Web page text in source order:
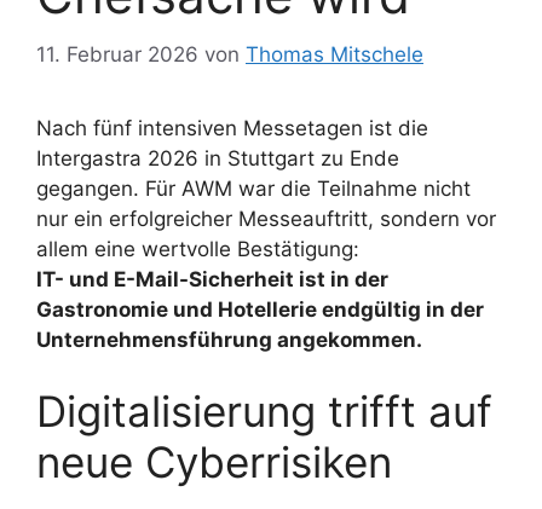
11. Februar 2026 von Thomas Mitschele
Nach fünf intensiven Messetagen ist die
Intergastra 2026 in Stuttgart zu Ende
gegangen. Für AWM war die Teilnahme nicht
nur ein erfolgreicher Messeauftritt, sondern vor
allem eine wertvolle Bestätigung:
IT- und E-Mail-Sicherheit ist in der
Gastronomie und Hotellerie endgültig in der
Unternehmensführung angekommen.
Digitalisierung trifft auf
neue Cyberrisiken